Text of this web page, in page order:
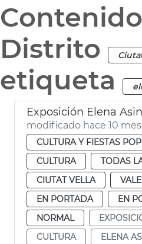
Distrito
etiqueta
modificado hace 10
CULTURA Y FIESTAS
CULTURA
TODAS
CIUTAT VELLA
EN PORTADA
EN
NORMAL
CULTURA
ELENA